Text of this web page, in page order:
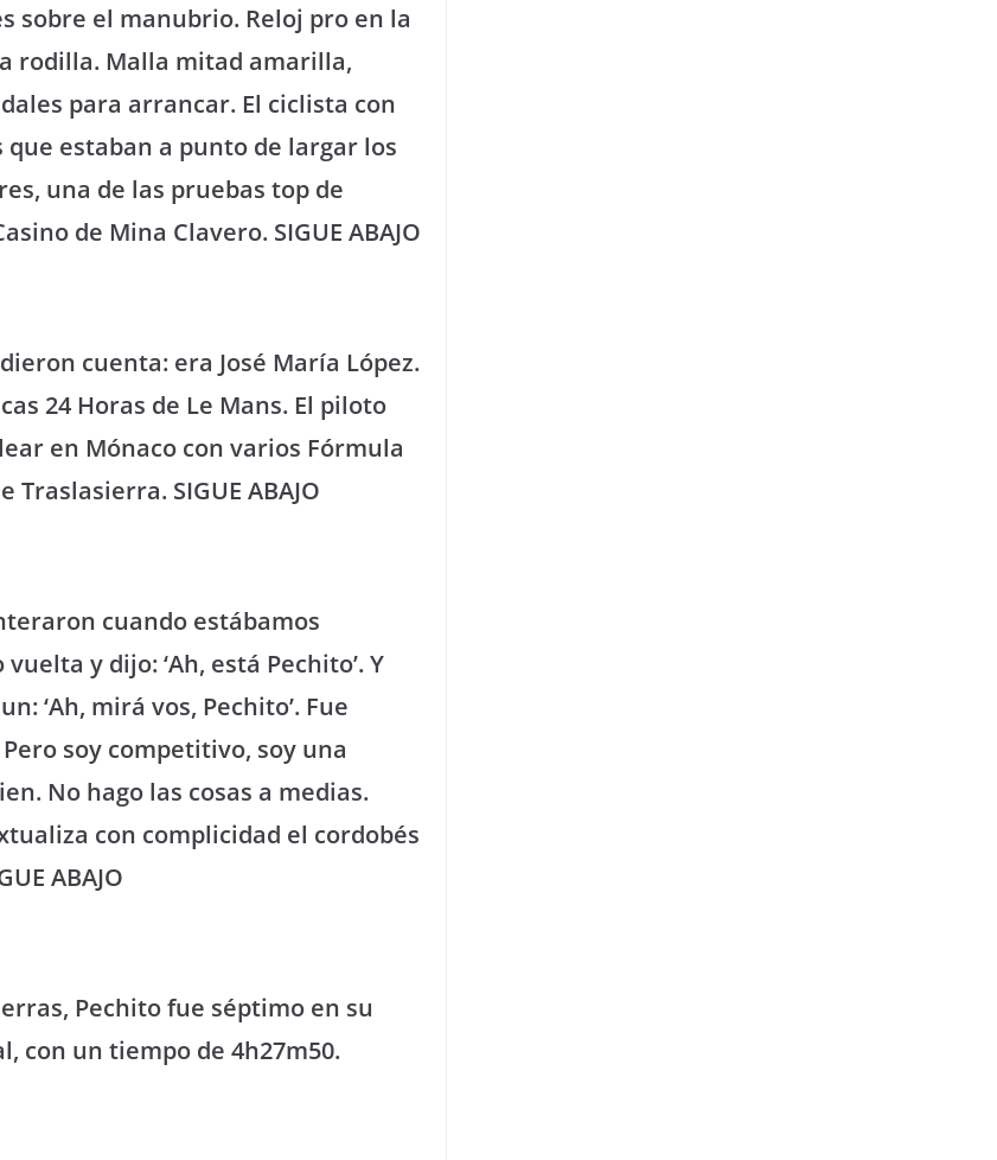
sobre el manubrio. Reloj pro en la
rodilla. Malla mitad amarilla,
para arrancar. El ciclista con
estaban a punto de largar los
una de las pruebas top de
de Mina Clavero. SIGUE ABAJO
cuenta: era José María López.
24 Horas de Le Mans. El piloto
en Mónaco con varios Fórmula
SIGUE ABAJO
cuando estábamos
y dijo: ‘Ah, está Pechito’. Y
‘Ah, mirá vos, Pechito’. Fue
soy competitivo, soy una
No hago las cosas a medias.
con complicidad el cordobés
ABAJO
Pechito fue séptimo en su
con un tiempo de 4h27m50.